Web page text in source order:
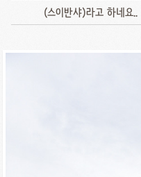
(스이반샤)라고 하네요